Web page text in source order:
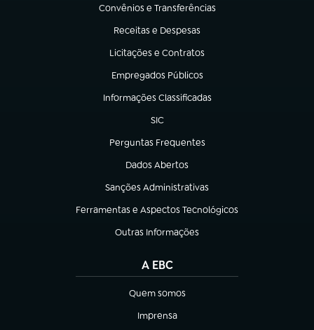
Convênios e Transferências
(abre em nova aba)
Receitas e Despesas
(abre em nova aba)
Licitações e Contratos
(abre em nova aba)
Empregados Públicos
(abre em nova aba)
Informações Classificadas
(abre em nova aba)
SIC
(abre em nova aba)
Perguntas Frequentes
(abre em nova aba)
Dados Abertos
(abre em nova aba)
Sanções Administrativas
(abre em nova aba)
Ferramentas e Aspectos Tecnológicos
(abre em nova aba)
Outras Informações
(abre em nova aba)
A EBC
Quem somos
(abre em nova aba)
Imprensa
(abre em nova aba)